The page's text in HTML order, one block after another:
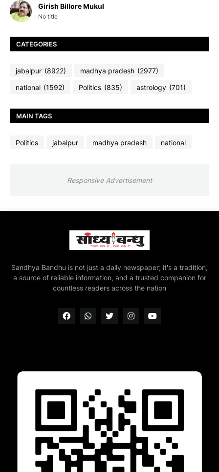
Girish Billore Mukul
No title
CATEGORIES
jabalpur (8922) madhya pradesh (2977)
national (1592) Politics (835) astrology (701)
MAIN TAGS
Politics jabalpur madhya pradesh national
Responsive Advertisement
Sandhya Bandhu is not just a daily newspaper; it's a tradition,
a source of reliable information, and a trusted companion for
countless readers across the nation